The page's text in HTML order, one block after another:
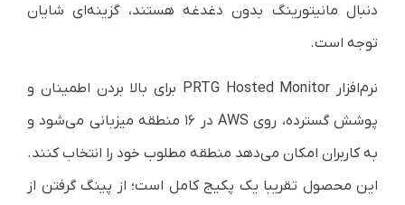
دنبال مانیتورینگ بدون دغدغه هستند، گزینه‌ای شایان
توجه است.
نرم‌افزار PRTG Hosted Monitor برای بالا بردن اطمینان و
پوشش گسترده، روی AWS در ۱۶ منطقه میزبانی می‌شود و
به کاربران امکان می‌دهد منطقه مطلوب خود را انتخاب کنند.
این محصول تقریبا یک پکیج کامل است؛ از پینگ گرفتن از